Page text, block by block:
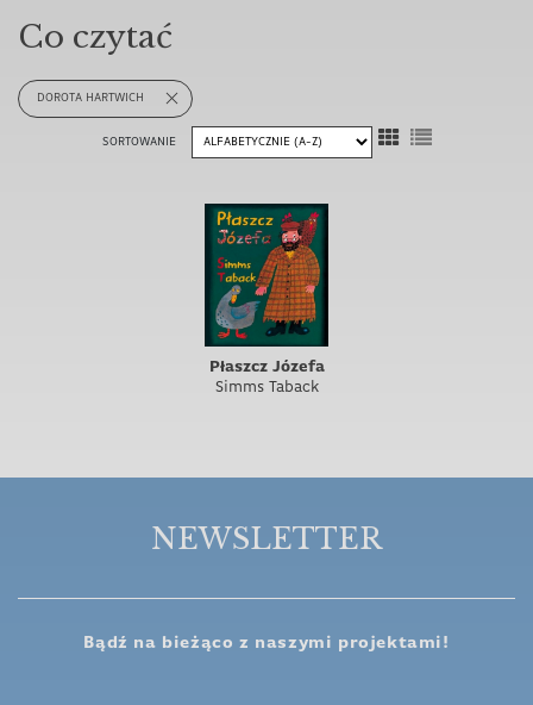
Co czytać
DOROTA HARTWICH
SORTOWANIE
Płaszcz Józefa
Simms Taback
NEWSLETTER
Bądź na bieżąco z naszymi projektami!